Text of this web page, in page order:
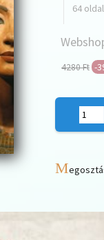
64
4280 Ft -
M